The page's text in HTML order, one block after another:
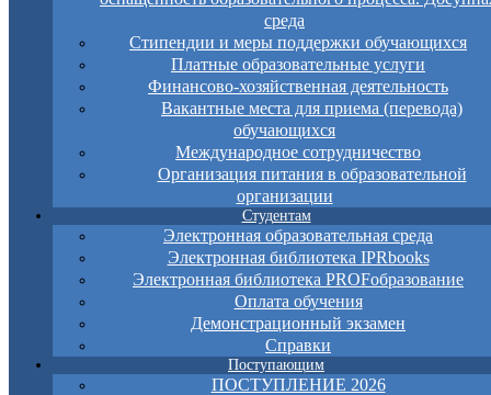
среда
Стипендии и меры поддержки обучающихся
Платные образовательные услуги
Финансово-хозяйственная деятельность
Вакантные места для приема (перевода)
обучающихся
Международное сотрудничество
Организация питания в образовательной
организации
Студентам
Электронная образовательная среда
Электронная библиотека IPRbooks
Электронная библиотека PROFобразование
Оплата обучения
Демонстрационный экзамен
Справки
Поступающим
ПОСТУПЛЕНИЕ 2026